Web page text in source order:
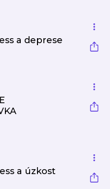
a deprese
a úzkost